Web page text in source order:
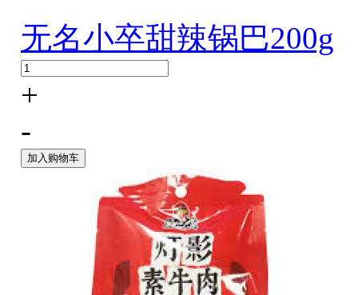
无名小卒甜辣锅巴200g
+
-
加入购物车